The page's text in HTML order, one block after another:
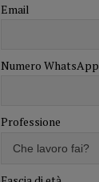
Email
Numero WhatsApp
Professione